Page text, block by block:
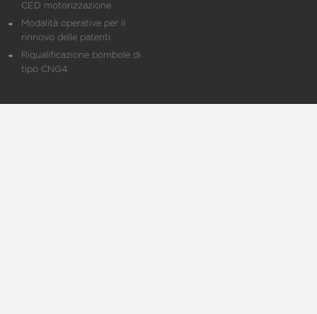
CED motorizzazione
Modalità operative per il
rinnovo delle patenti
Riqualificazione bombole di
tipo CNG4